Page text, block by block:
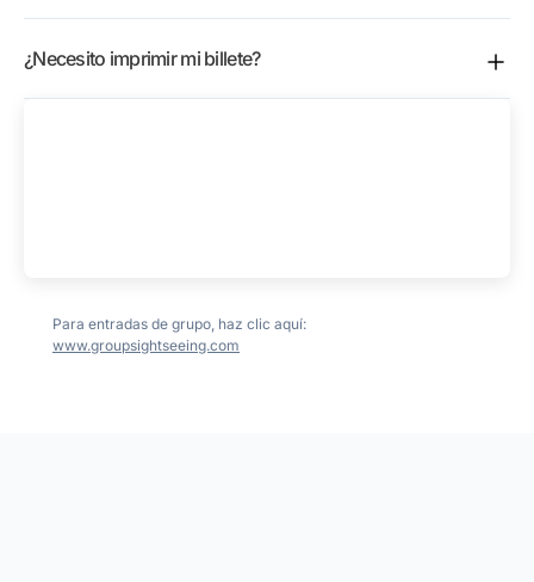
¿Necesito imprimir mi billete?
Para entradas de grupo, haz clic aquí:
www.groupsightseeing.com